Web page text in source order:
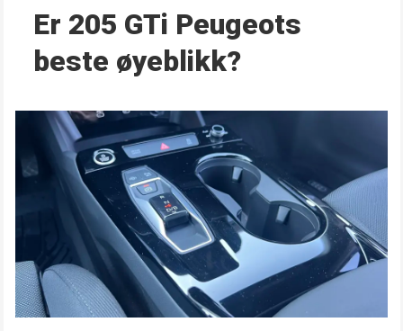
Er 205 GTi Peugeots
beste øyeblikk?